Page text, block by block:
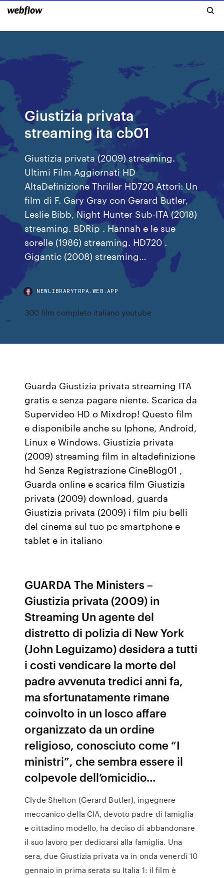
Giustizia privata
streaming ita cb01
Giustizia privata (2009) streaming.
Ultimi Film Aggiornati HD
AltaDefinizione Thriller HD720 Attori: Un
film di F. Gary Gray con Gerard Butler,
Leslie Bibb, Night Hunter Sub-ITA (2018)
streaming. BDRip . Hannah e le sue
sorelle (1986) streaming. HD720 .
Gigantic (2008) streaming…
NEWLIBRARYTRPA.WEB.APP
300 film completo italiano youtube
Guarda Giustizia privata streaming ITA
gratis e senza pagare niente. Scarica da
Supervideo HD o Mixdrop! Questo film
e disponibile anche su Iphone, Android,
Linux e Windows. Giustizia privata
(2009) streaming film in altadefinizione
hd Senza Registrazione CineBlog01 ,
Guarda online e scarica film Giustizia
privata (2009) download, guarda
Giustizia privata (2009) i film piu belli
del cinema sul tuo pc smartphone e
tablet e in italiano
GUARDA The Ministers –
Giustizia privata (2009) in
Streaming Un agente del
distretto di polizia di New York
(John Leguizamo) desidera a tutti
i costi vendicare la morte del
padre avvenuta tredici anni fa,
ma sfortunatamente rimane
coinvolto in un losco affare
organizzato da un ordine
religioso, conosciuto come “I
ministri”, che sembra essere il
colpevole dell’omicidio…
Clyde Shelton (Gerard Butler), ingegnere
meccanico della CIA, devoto padre di famiglia
e cittadino modello, ha deciso di abbandonare
il suo lavoro per dedicarsi alla famiglia. Una
sera, due Giustizia privata va in onda venerdì 10
gennaio in prima serata su Italia 1: il film è